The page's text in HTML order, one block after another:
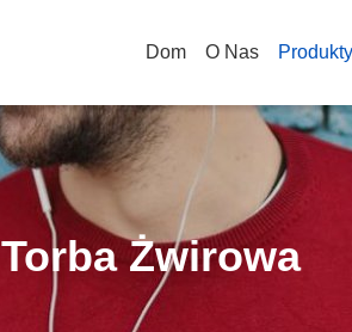
Dom O Nas Produkty
Torba Żwirowa